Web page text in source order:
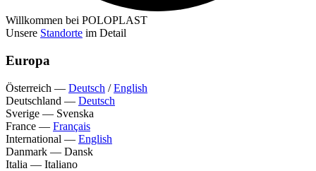
Willkommen bei POLOPLAST
Unsere Standorte im Detail
Europa
Österreich — Deutsch /English
Deutschland — Deutsch
Sverige — Svenska
France — Français
International — English
Danmark — Dansk
Italia — Italiano